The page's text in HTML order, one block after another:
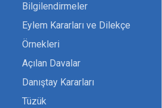
Bilgilendirmeler
Eylem Kararları ve Dilekçe
Örnekleri
Açılan Davalar
Danıştay Kararları
Tüzük